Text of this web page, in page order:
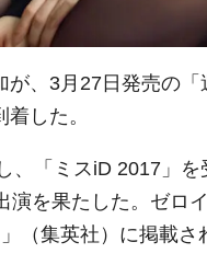
が、3月27日発売の
した。
、「ミスiD 2017」
演を果たした。ゼロ
（集英社）に掲載さ